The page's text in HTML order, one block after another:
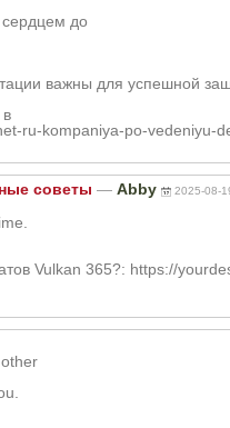
до
важны для успешной
ru-kompaniya-po-
советы — Abby 2025-08-
Vulkan 365?: https://